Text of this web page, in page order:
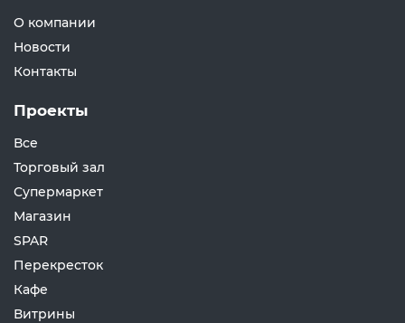
О компании
Новости
Контакты
Проекты
Все
Торговый зал
Супермаркет
Магазин
SPAR
Перекресток
Кафе
Витрины